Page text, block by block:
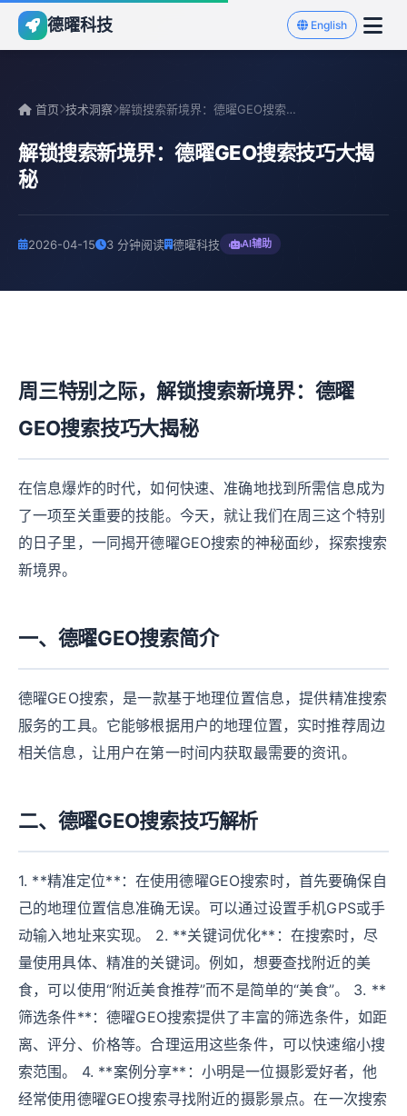
德曜科技 English
首页 技术洞察 解锁搜索新境界：德曜GEO搜索技巧大揭秘
解锁搜索新境界：德曜GEO搜索技巧大揭
秘
2026-04-15 3 分钟阅读 德曜科技 AI辅助
周三特别之际，解锁搜索新境界：德曜
GEO搜索技巧大揭秘
在信息爆炸的时代，如何快速、准确地找到所需信息成为
了一项至关重要的技能。今天，就让我们在周三这个特别
的日子里，一同揭开德曜GEO搜索的神秘面纱，探索搜索
新境界。
一、德曜GEO搜索简介
德曜GEO搜索，是一款基于地理位置信息，提供精准搜索
服务的工具。它能够根据用户的地理位置，实时推荐周边
相关信息，让用户在第一时间内获取最需要的资讯。
二、德曜GEO搜索技巧解析
1. **精准定位**：在使用德曜GEO搜索时，首先要确保自
己的地理位置信息准确无误。可以通过设置手机GPS或手
动输入地址来实现。 2. **关键词优化**：在搜索时，尽
量使用具体、精准的关键词。例如，想要查找附近的美
食，可以使用“附近美食推荐”而不是简单的“美食”。 3. **
筛选条件**：德曜GEO搜索提供了丰富的筛选条件，如距
离、评分、价格等。合理运用这些条件，可以快速缩小搜
索范围。 4. **案例分享**：小明是一位摄影爱好者，他
经常使用德曜GEO搜索寻找附近的摄影景点。在一次搜索